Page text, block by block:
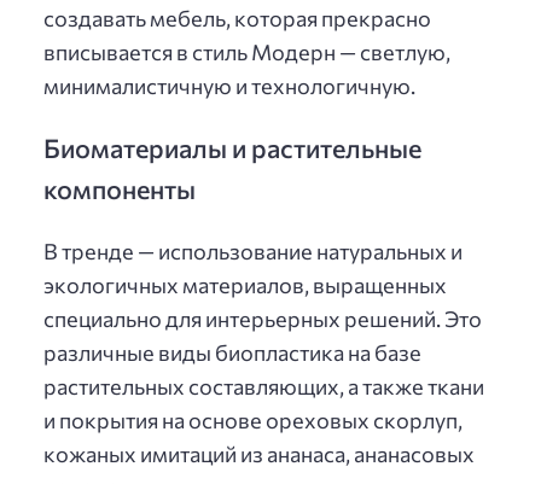
создавать мебель, которая прекрасно
вписывается в стиль Модерн — светлую,
минималистичную и технологичную.
Биоматериалы и растительные
компоненты
В тренде — использование натуральных и
экологичных материалов, выращенных
специально для интерьерных решений. Это
различные виды биопластика на базе
растительных составляющих, а также ткани
и покрытия на основе ореховых скорлуп,
кожаных имитаций из ананаса, ананасовых